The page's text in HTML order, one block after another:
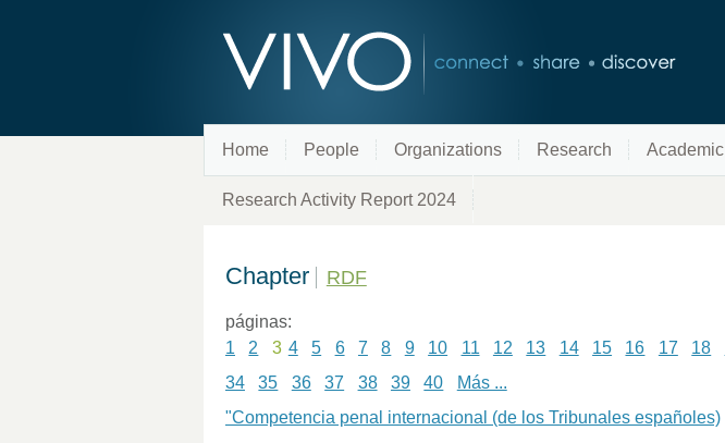
Home People Organizations Research Academic
Research Activity Report 2024
Chapter RDF
páginas:
1
2 3 4 5 6 7 8 9 10 11 12 13 14 15 16 17 18
34
35 36 37 38 39 40
Más ...
"Competencia penal internacional (de los Tribunales españoles)